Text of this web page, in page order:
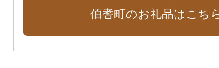
伯耆町のお礼品はこち